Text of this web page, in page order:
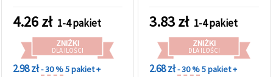
4.26zł 1-4 pakiet
ZNIŻKI
DLA ILOŚCI
2.98 zł- 30 %5 pakiet +
0,5 mm – 20 g (±2150 szt.)
3.83zł 1-4 pakiet
ZNIŻKI
DLA ILOŚCI
2.68 zł- 30 %5 pakiet +